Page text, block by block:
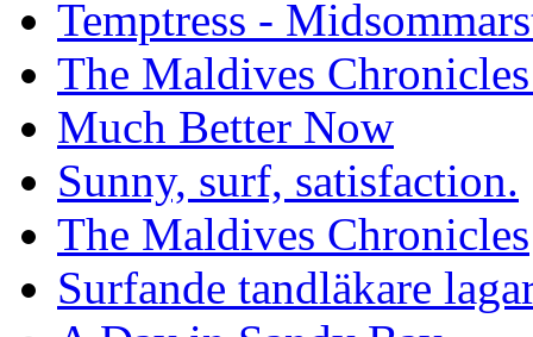
Temptress -
The Maldives
Much Better Now
Sunny, surf, satisfaction.
The Maldives Chronicles
Surfande tandläkare